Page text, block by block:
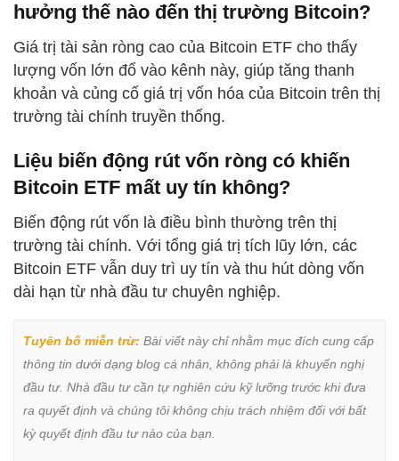
hưởng thế nào đến thị trường Bitcoin?
Giá trị tài sản ròng cao của Bitcoin ETF cho thấy
lượng vốn lớn đổ vào kênh này, giúp tăng thanh
khoản và củng cố giá trị vốn hóa của Bitcoin trên thị
trường tài chính truyền thống.
Liệu biến động rút vốn ròng có khiến
Bitcoin ETF mất uy tín không?
Biến động rút vốn là điều bình thường trên thị
trường tài chính. Với tổng giá trị tích lũy lớn, các
Bitcoin ETF vẫn duy trì uy tín và thu hút dòng vốn
dài hạn từ nhà đầu tư chuyên nghiệp.
Tuyên bố miễn trừ: Bài viết này chỉ nhằm mục đích cung cấp
thông tin dưới dạng blog cá nhân, không phải là khuyến nghị
đầu tư. Nhà đầu tư cần tự nghiên cứu kỹ lưỡng trước khi đưa
ra quyết định và chúng tôi không chịu trách nhiệm đối với bất
kỳ quyết định đầu tư nào của bạn.